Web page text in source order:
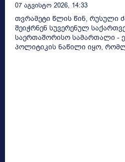
07 Აგვისტო 2026, 14:33
თვრამეტი წლის წინ, რუსული
შეიჭრნენ სუვერენულ
საერთაშორისო სამართალი -
პოლიტიკის ნაწილი იყო,